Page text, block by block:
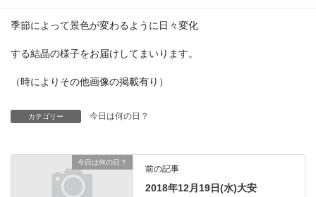
季節によって景色が変わるように日々変化
する結晶の様子をお届けしてまいります。
（時によりその他画像の掲載有り）
カテゴリー 今日は何の日？
今日は何の日？
前の記事
2018年12月19日(水)大安